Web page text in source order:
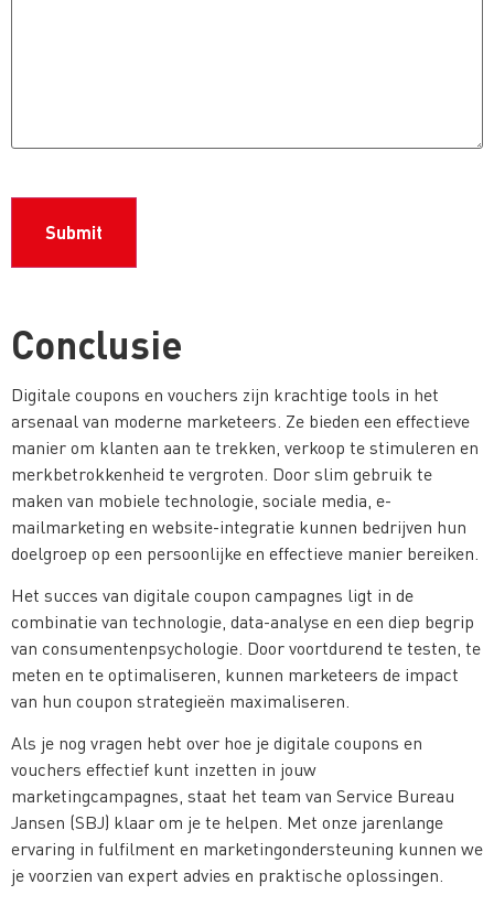
Conclusie
Digitale coupons en vouchers zijn krachtige tools in het
arsenaal van moderne marketeers. Ze bieden een effectieve
manier om klanten aan te trekken, verkoop te stimuleren en
merkbetrokkenheid te vergroten. Door slim gebruik te
maken van mobiele technologie, sociale media, e-
mailmarketing en website-integratie kunnen bedrijven hun
doelgroep op een persoonlijke en effectieve manier bereiken.
Het succes van digitale coupon campagnes ligt in de
combinatie van technologie, data-analyse en een diep begrip
van consumentenpsychologie. Door voortdurend te testen, te
meten en te optimaliseren, kunnen marketeers de impact
van hun coupon strategieën maximaliseren.
Als je nog vragen hebt over hoe je digitale coupons en
vouchers effectief kunt inzetten in jouw
marketingcampagnes, staat het team van Service Bureau
Jansen (SBJ) klaar om je te helpen. Met onze jarenlange
ervaring in fulfilment en marketingondersteuning kunnen we
je voorzien van expert advies en praktische oplossingen.